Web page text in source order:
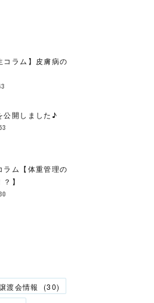
コラム】皮膚病の
公開しました♪
ラム【体重管理の
】
渡会情報
(30)